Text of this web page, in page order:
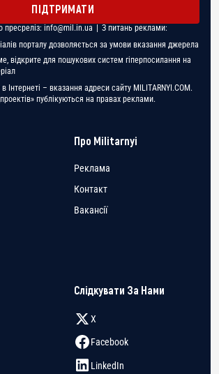
ПІДТРИМАТИ
пресреліз: info@mil.in.ua | З питань реклами:
порталу дозволяється за умови вказання джерела
відкрите для пошукових систем гіперпосилання на
в Інтернеті – вказання адреси сайту MILITARNYI.COM.
публікуються на правах реклами.
Про Militarnyi
Реклама
Контакт
Вакансії
Слідкувати За Нами
X
Facebook
LinkedIn